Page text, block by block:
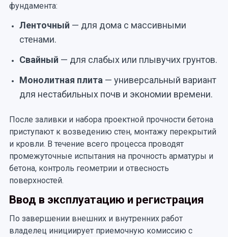
фундамента:
Ленточный — для дома с массивными
стенами.
Свайный — для слабых или плывучих грунтов.
Монолитная плита — универсальный вариант
для нестабильных почв и экономии времени.
После заливки и набора проектной прочности бетона
приступают к возведению стен, монтажу перекрытий
и кровли. В течение всего процесса проводят
промежуточные испытания на прочность арматуры и
бетона, контроль геометрии и отвесность
поверхностей.
Ввод в эксплуатацию и регистрация
По завершении внешних и внутренних работ
владелец инициирует приемочную комиссию с